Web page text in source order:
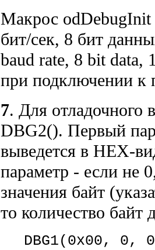
Макрос odDebugInit
бит/сек, 8 бит
baud rate, 8 bit data,
при подключении к
7. Для отладочного
DBG2(). Первый
выведется в HEX-
параметр - если не
значения байт
то количество
DBG1(0x00, 0,